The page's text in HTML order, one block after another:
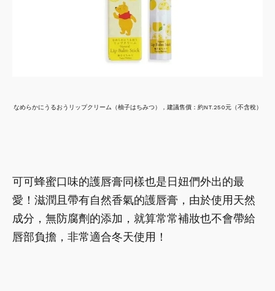
なめらかにうるおうリップクリーム（柚子はちみつ），建議售價：約NT.250元（不含稅）
可可蜂蜜口味的護唇膏同樣也是日妞們外出的最
愛！滋潤且帶有自然香氣的護唇膏，由於使用天然
成分，無防腐劑的添加，就算常常補妝也不會帶給
唇部負擔，非常適合冬天使用！